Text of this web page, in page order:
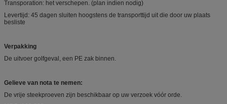
Transporation: het verschepen. (plan indien nodig)
Levertijd: 45 dagen sluiten hoogstens de transporttijd uit die door uw plaats
besliste
Verpakking
De uitvoer golfgeval, een PE zak binnen.
Gelieve van nota te nemen:
De vrije steekproeven zijn beschikbaar op uw verzoek vóór orde.